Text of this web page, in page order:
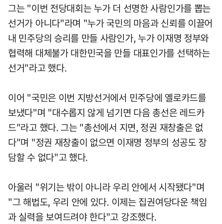
그는 "이번 전당대회는 누가 더 선명한 사람인가를 뽑는
선거가 아니다"라며 "누가 국민의 마음과 신뢰를 이끌어
내 민주당의 승리를 만들 사람인가, 누가 이재명 정부와
협력해 대체불가 대한민국을 만들 대표인가를 선택하는
선거"라고 했다.
이어 "국민은 이번 지방선거에서 민주당에 옐로카드를
보냈다"며 "대수롭지 않게 넘기면 다음 총선은 레드카
드"라고 했다. 그는 "총선에서 지면, 정권 재창출은 없
다"며 "정권 재창출이 없으면 이재명 정부의 성공도 장
담할 수 없다"고 했다.
아울러 "위기는 밖이 아니라 우리 안에서 시작됐다"며
"그 해법도, 우리 안에 있다. 이제는 집권여당다운 책임
과 실력을 보여드려야 한다"고 강조했다.